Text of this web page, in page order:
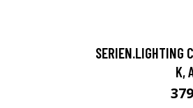
SERIEN.LIGHTING
K,